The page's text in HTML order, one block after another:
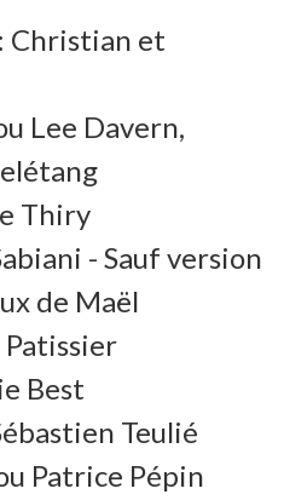
Christian et
Lee Davern,
Thiry
- Sauf version
de Maël
Best
Teulié
Patrice Pépin